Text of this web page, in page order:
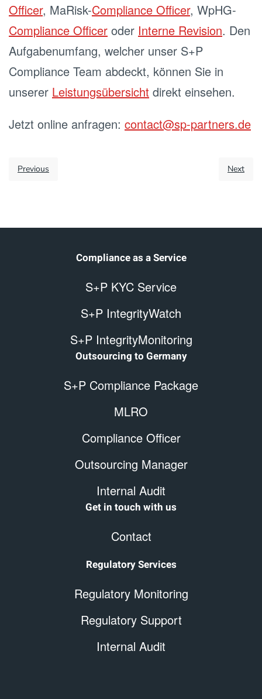
Officer, MaRisk-Compliance Officer, WpHG-
Compliance Officer oder Interne Revision. Den
Aufgabenumfang, welcher unser S+P
Compliance Team abdeckt, können Sie in
unserer Leistungsübersicht direkt einsehen.
Jetzt online anfragen: contact@sp-partners.de
Previous Next
Compliance as a Service
S+P KYC Service
S+P IntegrityWatch
S+P IntegrityMonitoring
Outsourcing to Germany
S+P Compliance Package
MLRO
Compliance Officer
Outsourcing Manager
Internal Audit
Get in touch with us
Contact
Regulatory Services
Regulatory Monitoring
Regulatory Support
Internal Audit